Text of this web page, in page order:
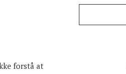
forstå at